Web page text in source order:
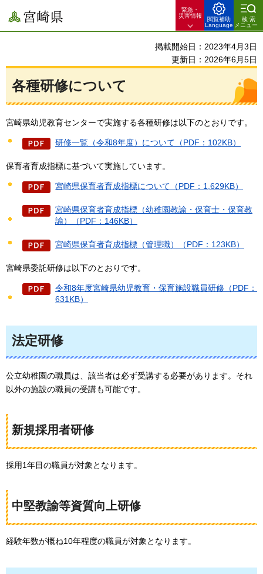
宮崎県
緊急・
災害情報
閲覧補助
Language
検索
メニュー
掲載開始日：2023年4月3日
更新日：2026年6月5日
各種研修について
宮崎県幼児教育センターで実施する各種研修は以下のとおりです。
研修一覧（令和8年度）について（PDF：102KB）
保育者育成指標に基づいて実施しています。
宮崎県保育者育成指標について（PDF：1,629KB）
宮崎県保育者育成指標（幼稚園教諭・保育士・保育教
諭）（PDF：146KB）
宮崎県保育者育成指標（管理職）（PDF：123KB）
宮崎県委託研修は以下のとおりです。
令和8年度宮崎県幼児教育・保育施設職員研修（PDF：
631KB）
法定研修
公立幼稚園の職員は、該当者は必ず受講する必要があります。それ
以外の施設の職員の受講も可能です。
新規採用者研修
採用1年目の職員が対象となります。
中堅教諭等資質向上研修
経験年数が概ね10年程度の職員が対象となります。